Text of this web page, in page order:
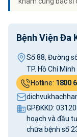
Bệnh Viện Đa
Số 88, Đường
TP. Hồ Chí Minh
Hotline: 1800
GPĐKKD:
hoạch và đầu
chữa bệnh số